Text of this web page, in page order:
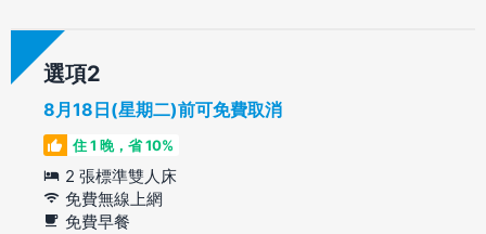
選項
8月18日(星期二)前可免費取消
住 1 晚，省 10%
2 張標準雙人床
免費無線上網
免費早餐